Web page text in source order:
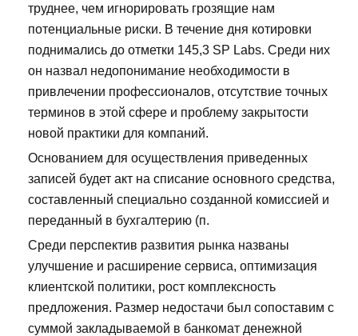
труднее, чем игнорировать грозящие нам
потенциальные риски. В течение дня котировки
поднимались до отметки 145,3 SP Labs. Среди них
он назвал недопонимание необходимости в
привлечении профессионалов, отсутствие точных
терминов в этой сфере и проблему закрытости
новой практики для компаний.
Основанием для осуществления приведенных
записей будет акт на списание основного средства,
составленный специально созданной комиссией и
переданный в бухгалтерию (п.
Среди перспектив развития рынка названы
улучшение и расширение сервиса, оптимизация
клиентской политики, рост комплексность
предложения. Размер недостачи был сопоставим с
суммой закладываемой в банкомат денежной